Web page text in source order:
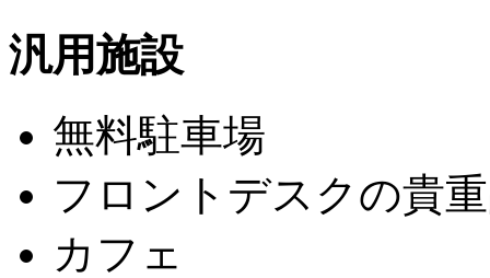
汎用施設
無料駐車場
フロントデスクの貴
カフェ